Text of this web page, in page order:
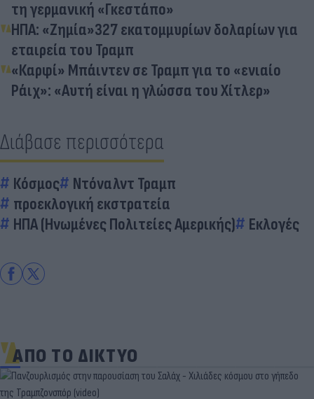
τη γερμανική «Γκεστάπο»
ΗΠΑ: «Ζημία»327 εκατομμυρίων δολαρίων για
εταιρεία του Τραμπ
«Καρφί» Μπάιντεν σε Τραμπ για το «ενιαίο
Ράιχ»: «Αυτή είναι η γλώσσα του Χίτλερ»
Διάβασε περισσότερα
Κόσμος
Ντόναλντ Τραμπ
προεκλογική εκστρατεία
ΗΠΑ (Ηνωμένες Πολιτείες Αμερικής)
Εκλογές
ΑΠΟ ΤΟ ΔΙΚΤΥΟ